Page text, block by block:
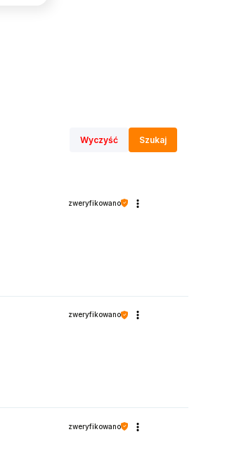
Wyczyść Szukaj
zweryfikowano
zweryfikowano
zweryfikowano